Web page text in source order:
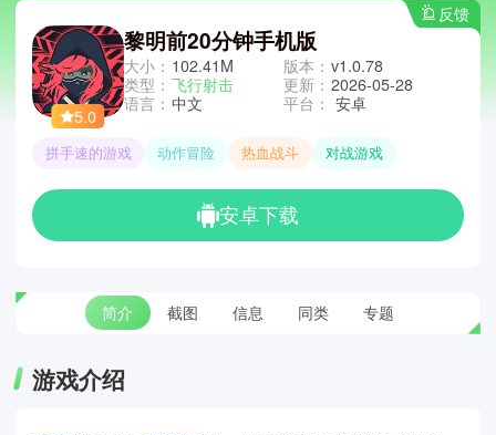
反馈
5.0
黎明前20分钟手机版
大小： 102.41M
类型： 飞行射击
语言： 中文
版本： v1.0.78
更新： 2026-05-28
平台： 安卓
拼手速的游戏 动作冒险 热血战斗 对战游戏
安卓下载
简介 截图 信息 同类 专题
游戏介绍